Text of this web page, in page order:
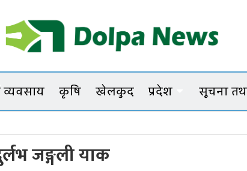
Dolpanews
व्यवसाय कृषि खेलकुद प्रदेश सूचना
जङ्गली याक